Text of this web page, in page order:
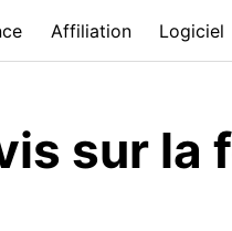
Affiliation Logiciel
sur la